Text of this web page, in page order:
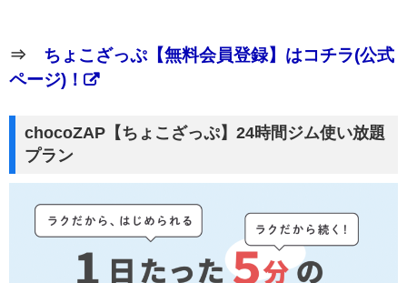
⇒ ちょこざっぷ【無料会員登録】はコチラ(公式
ページ)！
chocoZAP【ちょこざっぷ】24時間ジム使い放題
プラン